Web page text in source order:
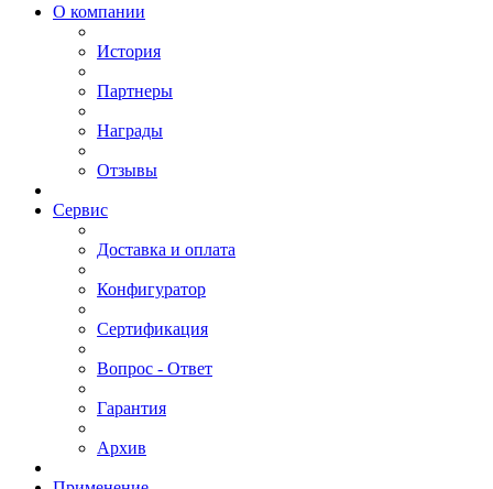
О компании
История
Партнеры
Награды
Отзывы
Сервис
Доставка и оплата
Конфигуратор
Сертификация
Вопрос - Ответ
Гарантия
Архив